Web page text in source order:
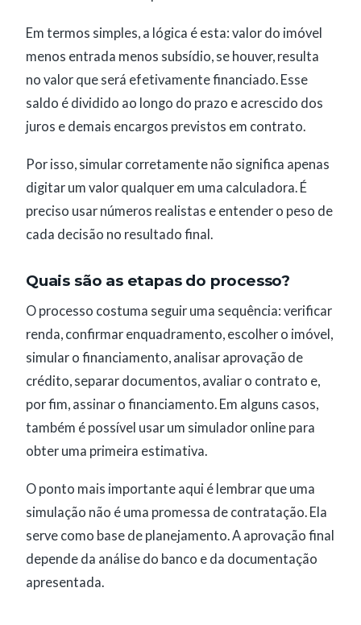
Em termos simples, a lógica é esta: valor do imóvel
menos entrada menos subsídio, se houver, resulta
no valor que será efetivamente financiado. Esse
saldo é dividido ao longo do prazo e acrescido dos
juros e demais encargos previstos em contrato.
Por isso, simular corretamente não significa apenas
digitar um valor qualquer em uma calculadora. É
preciso usar números realistas e entender o peso de
cada decisão no resultado final.
Quais são as etapas do processo?
O processo costuma seguir uma sequência: verificar
renda, confirmar enquadramento, escolher o imóvel,
simular o financiamento, analisar aprovação de
crédito, separar documentos, avaliar o contrato e,
por fim, assinar o financiamento. Em alguns casos,
também é possível usar um simulador online para
obter uma primeira estimativa.
O ponto mais importante aqui é lembrar que uma
simulação não é uma promessa de contratação. Ela
serve como base de planejamento. A aprovação final
depende da análise do banco e da documentação
apresentada.